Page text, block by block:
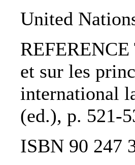
United
et sur les
international
(ed.), p. 521-
ISBN 90 247